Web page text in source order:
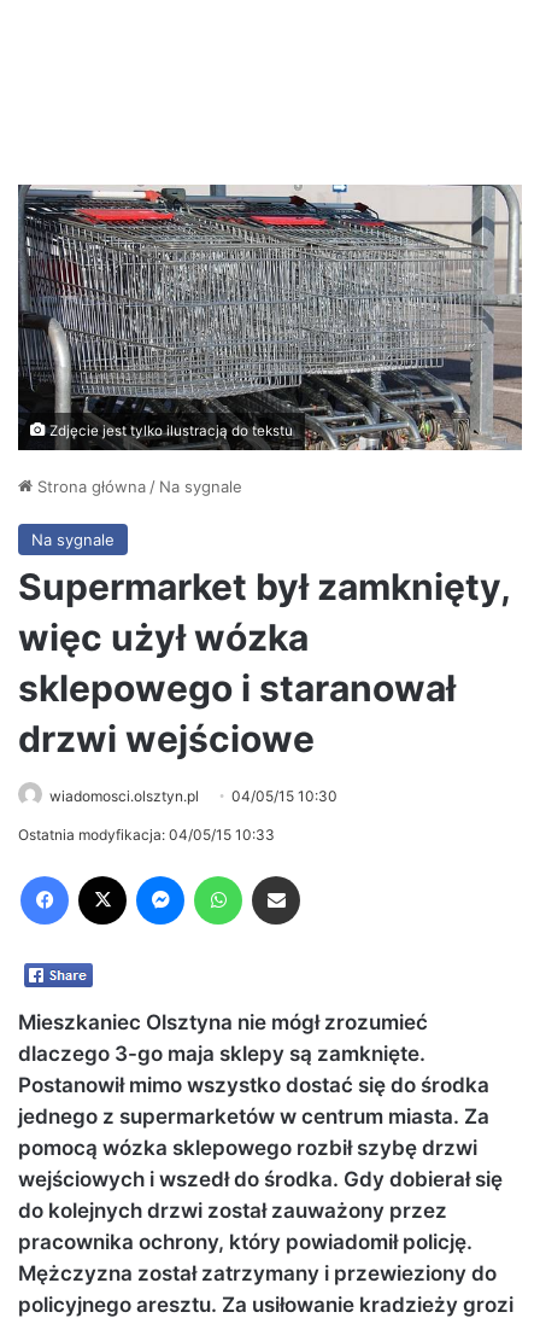
Zdjęcie jest tylko ilustracją do tekstu
Strona główna / Na sygnale
Na sygnale
Supermarket był zamknięty,
więc użył wózka
sklepowego i staranował
drzwi wejściowe
wiadomosci.olsztyn.pl 04/05/15 10:30
Ostatnia modyfikacja: 04/05/15 10:33
Mieszkaniec Olsztyna nie mógł zrozumieć
dlaczego 3-go maja sklepy są zamknięte.
Postanowił mimo wszystko dostać się do środka
jednego z supermarketów w centrum miasta. Za
pomocą wózka sklepowego rozbił szybę drzwi
wejściowych i wszedł do środka. Gdy dobierał się
do kolejnych drzwi został zauważony przez
pracownika ochrony, który powiadomił policję.
Mężczyzna został zatrzymany i przewieziony do
policyjnego aresztu. Za usiłowanie kradzieży grozi